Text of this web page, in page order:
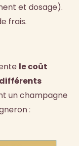
et dosage).
frais.
le coût
un champagne
: